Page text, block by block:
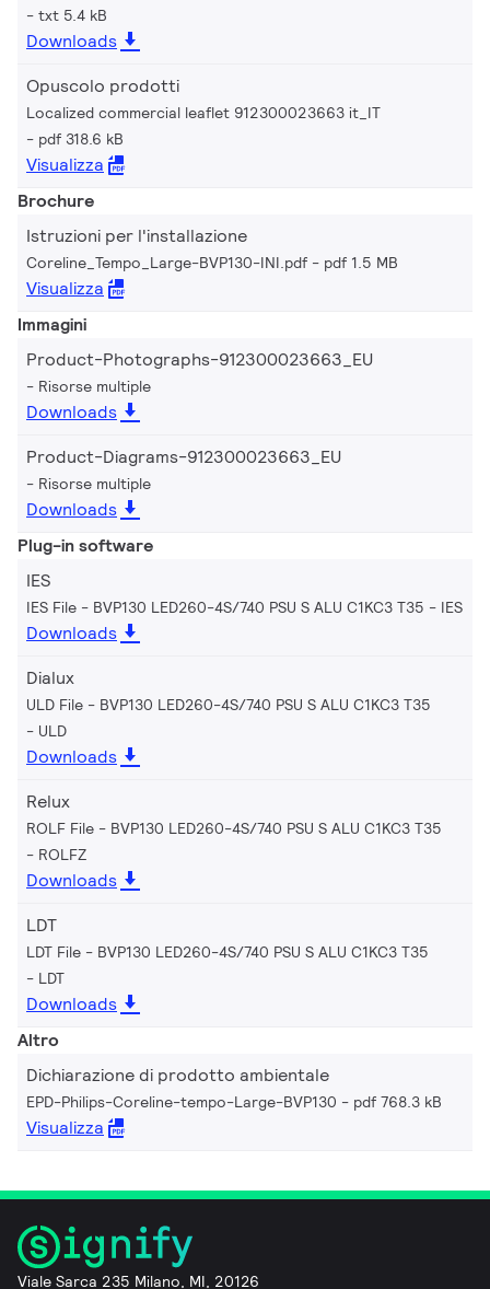
txt 5.4 kB
Downloads
Opuscolo prodotti
Localized commercial leaflet 912300023663 it_IT
pdf 318.6 kB
Visualizza
Brochure
Istruzioni per l'installazione
Coreline_Tempo_Large-BVP130-INI.pdf pdf 1.5 MB
Visualizza
Immagini
Product-Photographs-912300023663_EU
Risorse multiple
Downloads
Product-Diagrams-912300023663_EU
Risorse multiple
Downloads
Plug-in software
IES
IES File - BVP130 LED260-4S/740 PSU S ALU C1KC3 T35 IES
Downloads
Dialux
ULD File - BVP130 LED260-4S/740 PSU S ALU C1KC3 T35
ULD
Downloads
Relux
ROLF File - BVP130 LED260-4S/740 PSU S ALU C1KC3 T35
ROLFZ
Downloads
LDT
LDT File - BVP130 LED260-4S/740 PSU S ALU C1KC3 T35
LDT
Downloads
Altro
Dichiarazione di prodotto ambientale
EPD-Philips-Coreline-tempo-Large-BVP130 pdf 768.3 kB
Visualizza
Viale Sarca 235 Milano, MI, 20126